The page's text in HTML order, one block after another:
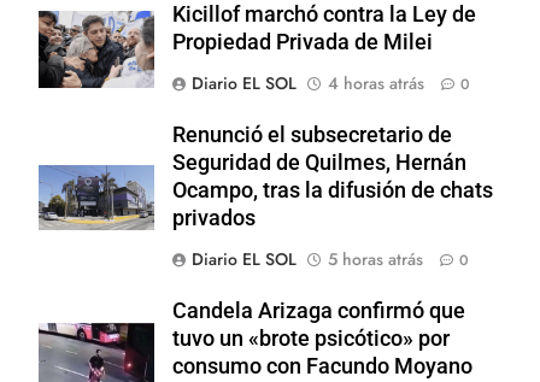
Kicillof marchó contra la Ley de
Propiedad Privada de Milei
Diario EL SOL
4 horas atrás 0
Renunció el subsecretario de
Seguridad de Quilmes, Hernán
Ocampo, tras la difusión de chats
privados
Diario EL SOL
5 horas atrás 0
Candela Arizaga confirmó que
tuvo un «brote psicótico» por
consumo con Facundo Moyano